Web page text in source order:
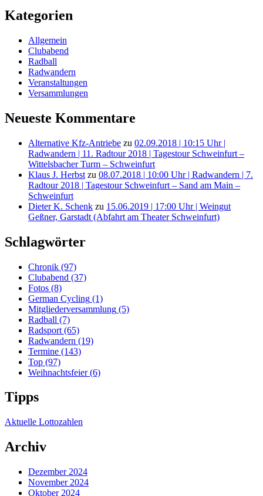
Kategorien
Allgemein
Clubabend
Radball
Radwandern
Veranstaltungen
Versammlungen
Neueste Kommentare
Alternative Kfz-Antriebe zu 02.09.2018 | 10:15 Uhr |
Radwandern | 11. Radtour 2018 | Tagestour Schweinfurt –
Wittelsbacher Turm – Schweinfurt
Klaus J. Herbst zu 08.07.2018 | 10:00 Uhr | Radwandern | 7.
Radtour 2018 | Tagestour Schweinfurt – Sand am Main –
Schweinfurt
Dieter K. Schenk zu 15.06.2019 | 17:00 Uhr | Weingut
Geßner, Garstadt (Abfahrt am Theater Schweinfurt)
Schlagwörter
Chronik (97)
Clubabend (37)
Fotos (8)
German Cycling (1)
Mitgliederversammlung (5)
Radball (7)
Radsport (65)
Radwandern (19)
Termine (143)
Top (97)
Weihnachtsfeier(6)
Tipps
Aktuelle Lottozahlen
Archiv
Dezember 2024
November 2024
Oktober 2024